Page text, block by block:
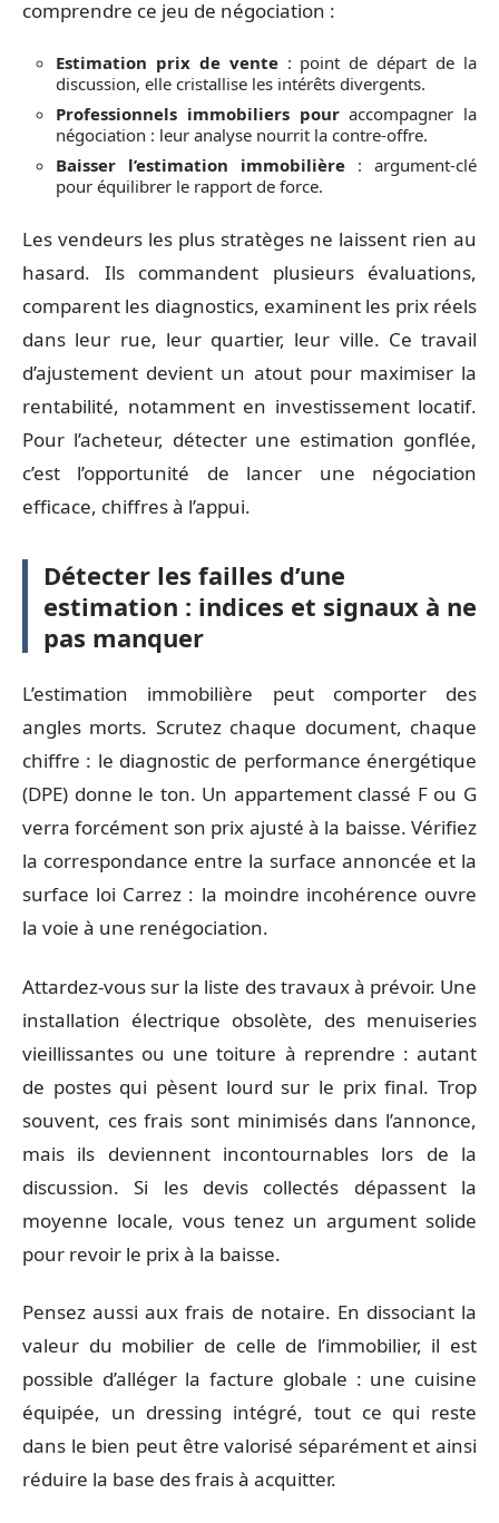
comprendre ce jeu de négociation :
Estimation prix de vente: point de départ de la
discussion, elle cristallise les intérêts divergents.
Professionnels immobiliers pouraccompagner la
négociation : leur analyse nourrit la contre-offre.
Baisser l’estimation immobilière : argument-clé
pour équilibrer le rapport de force.
Les vendeurs les plus stratèges ne laissent rien au
hasard. Ils commandent plusieurs évaluations,
comparent les diagnostics, examinent les prix réels
dans leur rue, leur quartier, leur ville. Ce travail
d’ajustement devient un atout pour maximiser la
rentabilité, notamment en investissement locatif.
Pour l’acheteur, détecter une estimation gonflée,
c’est l’opportunité de lancer une négociation
efficace, chiffres à l’appui.
Détecter les failles d’une
estimation : indices et signaux à ne
pas manquer
L’estimation immobilière peut comporter des
angles morts. Scrutez chaque document, chaque
chiffre : le diagnostic de performance énergétique
(DPE) donne le ton. Un appartement classé F ou G
verra forcément son prix ajusté à la baisse. Vérifiez
la correspondance entre la surface annoncée et la
surface loi Carrez : la moindre incohérence ouvre
la voie à une renégociation.
Attardez-vous sur la liste des travaux à prévoir. Une
installation électrique obsolète, des menuiseries
vieillissantes ou une toiture à reprendre : autant
de postes qui pèsent lourd sur le prix final. Trop
souvent, ces frais sont minimisés dans l’annonce,
mais ils deviennent incontournables lors de la
discussion. Si les devis collectés dépassent la
moyenne locale, vous tenez un argument solide
pour revoir le prix à la baisse.
Pensez aussi aux frais de notaire. En dissociant la
valeur du mobilier de celle de l’immobilier, il est
possible d’alléger la facture globale : une cuisine
équipée, un dressing intégré, tout ce qui reste
dans le bien peut être valorisé séparément et ainsi
réduire la base des frais à acquitter.